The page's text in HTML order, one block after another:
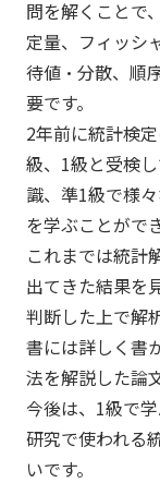
問を解くことで
定量、フィッシ
待値・分散、順
要です。
2年前に統計検
級、1級と受検
識、準1級で様
を学ぶことがで
これまでは統計
出てきた結果を
判断した上で解
書には詳しく書
法を解説した論
今後は、1級で
研究で使われる
いです。